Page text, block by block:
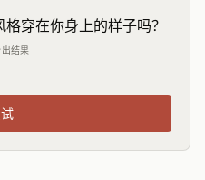
穿在你身上的样子吗？
结果